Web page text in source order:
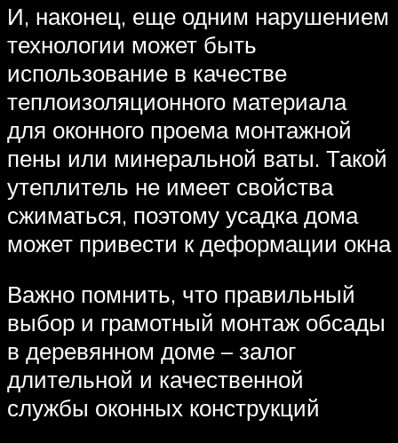
И, наконец, еще одним нарушением
технологии может быть
использование в качестве
теплоизоляционного материала
для оконного проема монтажной
пены или минеральной ваты. Такой
утеплитель не имеет свойства
сжиматься, поэтому усадка дома
может привести к деформации окна
Важно помнить, что правильный
выбор и грамотный монтаж обсады
в деревянном доме – залог
длительной и качественной
службы оконных конструкций